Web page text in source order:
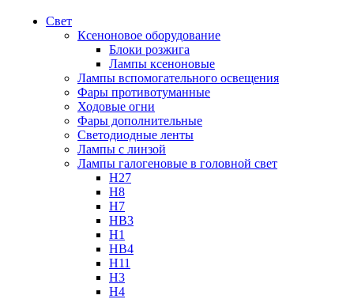
Свет
Ксеноновое оборудование
Блоки розжига
Лампы ксеноновые
Лампы вспомогательного освещения
Фары противотуманные
Ходовые огни
Фары дополнительные
Светодиодные ленты
Лампы с линзой
Лампы галогеновые в головной свет
H27
H8
H7
HB3
H1
HB4
H11
H3
H4